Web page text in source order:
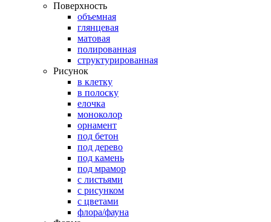
Поверхность
объемная
глянцевая
матовая
полированная
структурированная
Рисунок
в клетку
в полоску
елочка
моноколор
орнамент
под бетон
под дерево
под камень
под мрамор
с листьями
с рисунком
с цветами
флора/фауна